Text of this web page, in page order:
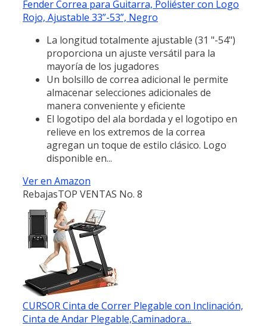
Fender Correa para Guitarra, Poliéster con Logo
Rojo, Ajustable 33”-53”, Negro
La longitud totalmente ajustable (31 "-54")
proporciona un ajuste versátil para la
mayoría de los jugadores
Un bolsillo de correa adicional le permite
almacenar selecciones adicionales de
manera conveniente y eficiente
El logotipo del ala bordada y el logotipo en
relieve en los extremos de la correa
agregan un toque de estilo clásico. Logo
disponible en...
Ver en Amazon
RebajasTOP VENTAS No. 8
CURSOR Cinta de Correr Plegable con Inclinación,
Cinta de Andar Plegable,Caminadora...